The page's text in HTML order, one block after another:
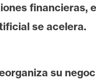
financieras,
se acelera.
su